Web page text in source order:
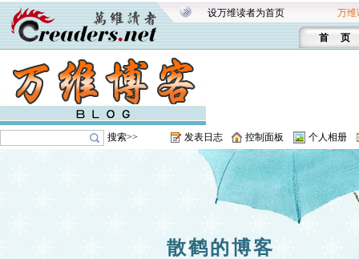
设万维读者为首页 万维
首 页
搜索>> 发表日志 控制面板 个人相册
散鹤的博客